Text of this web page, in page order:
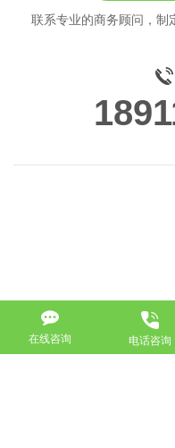
联系专业的商务顾问，制
在线咨询 电话咨询